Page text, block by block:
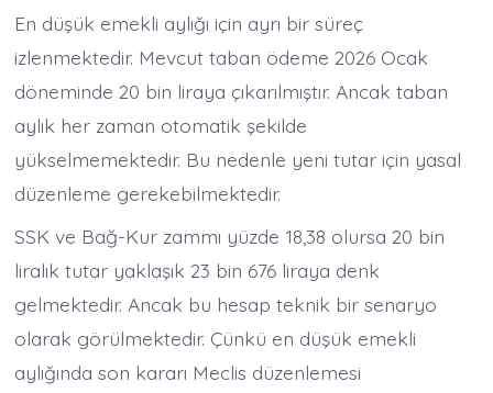
En düşük emekli aylığı için ayrı bir süreç
izlenmektedir. Mevcut taban ödeme 2026 Ocak
döneminde 20 bin liraya çıkarılmıştır. Ancak taban
aylık her zaman otomatik şekilde
yükselmemektedir. Bu nedenle yeni tutar için yasal
düzenleme gerekebilmektedir.
SSK ve Bağ-Kur zammı yüzde 18,38 olursa 20 bin
liralık tutar yaklaşık 23 bin 676 liraya denk
gelmektedir. Ancak bu hesap teknik bir senaryo
olarak görülmektedir. Çünkü en düşük emekli
aylığında son kararı Meclis düzenlemesi